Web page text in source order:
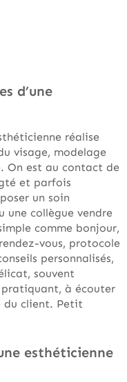
d’une
réalise
visage, modelage
On est au contact de
et parfois
un soin
une collègue vendre
comme bonjour,
vous, protocole
personnalisés,
souvent
à écouter
du client. Petit
esthéticienne